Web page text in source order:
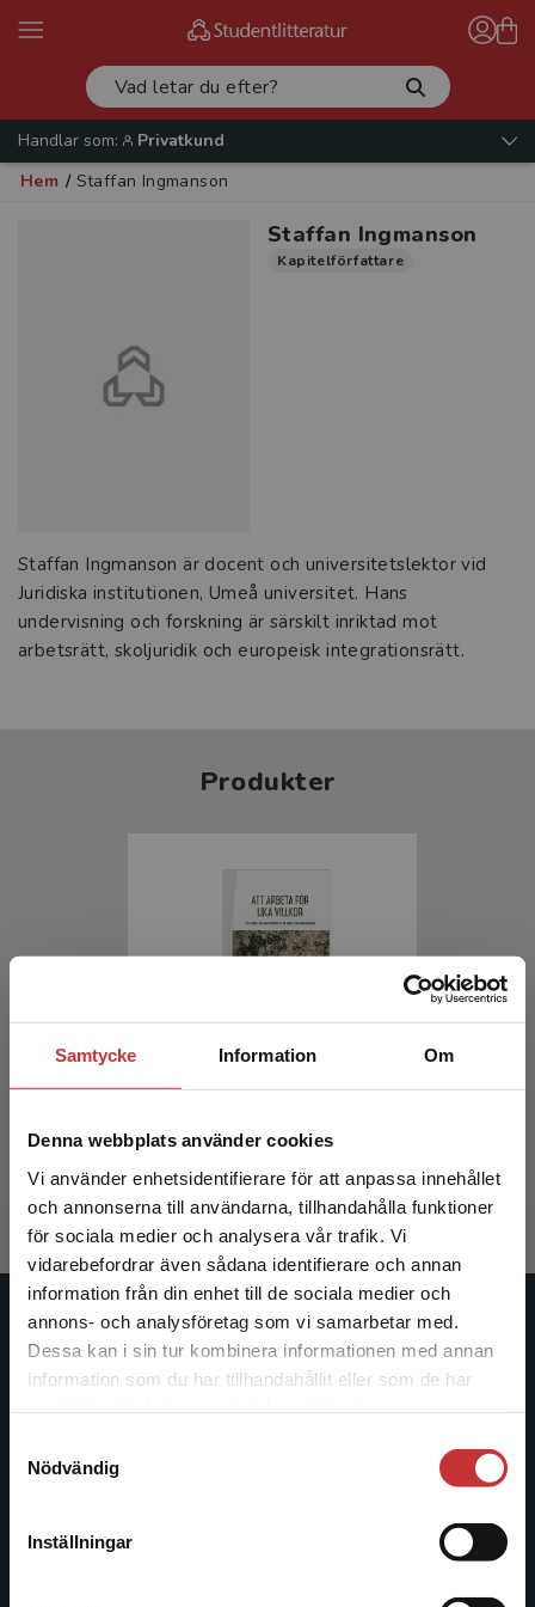
Samtycke Information Om
Denna webbplats använder cookies
Vi använder enhetsidentifierare för att anpassa innehållet
och annonserna till användarna, tillhandahålla funktioner
för sociala medier och analysera vår trafik. Vi
vidarebefordrar även sådana identifierare och annan
information från din enhet till de sociala medier och
annons- och analysföretag som vi samarbetar med.
Dessa kan i sin tur kombinera informationen med annan
information som du har tillhandahållit eller som de har
Nödvändig
Inställningar
Begränsad fraktregion
Det verkar som att du besöker
studentlitteratur.se via en enhet utanför Sverige.
Vi erbjuder inte leveranser utanför Sverige. För
att kunna slutföra ett köp måste
Handlar som:
Privatkund
Hem / Staffan Ingmanson
Staffan Ingmanson
Kapitelförfattare
Staffan Ingmanson är docent och universitetslektor vid
Juridiska institutionen, Umeå universitet. Hans
undervisning och forskning är särskilt inriktad mot
arbetsrätt, skoljuridik och europeisk integrationsrätt.
Produkter
Att arbeta för lika villkor
Keisu, Britt-Inger m.fl (red.)
Exkl. moms: 374 kr
Studentlitteratur
Studentlitteratur grundades 1963 och är idag Sveriges
ledande utbildningsförlag. Med läromedel, kurslitteratur,
informationstjänster i utbudet, finns Studentlitteratur med